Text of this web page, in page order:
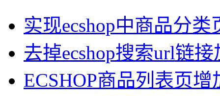
实现ecshop中商品分
去掉ecshop搜索url链
ECSHOP商品列表页